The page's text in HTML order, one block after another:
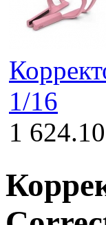
1/16
1